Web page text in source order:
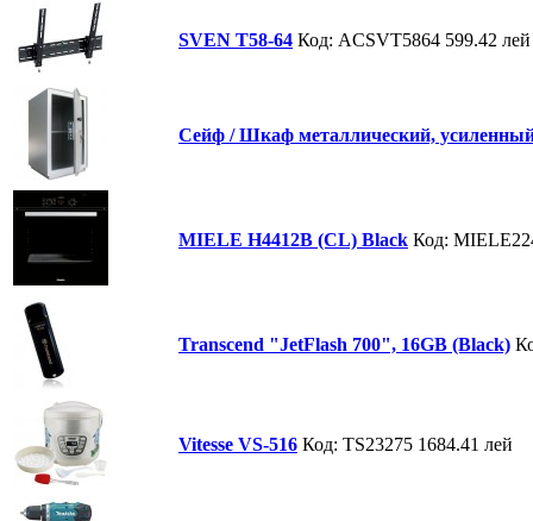
SVEN T58-64 Код: ACSVT5864 599.42 лей
Сейф / Шкаф металлический,
MIELE H4412B (CL) Black Код:
Transcend "JetFlash 700", 16GB (Black)
Vitesse VS-516 Код: TS23275 1684.41 лей